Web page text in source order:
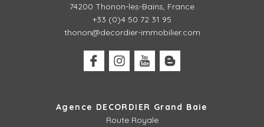
74200 Thonon-les-Bains, France
+33 (0)4 50 72 31 95
thonon@decordier-immobilier.com
Agence DECORDIER Grand Baie
Route Royale